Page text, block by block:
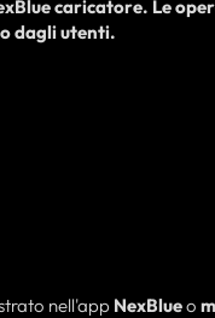
caricatore. Le
dagli utenti.
nell'app NexBlueo